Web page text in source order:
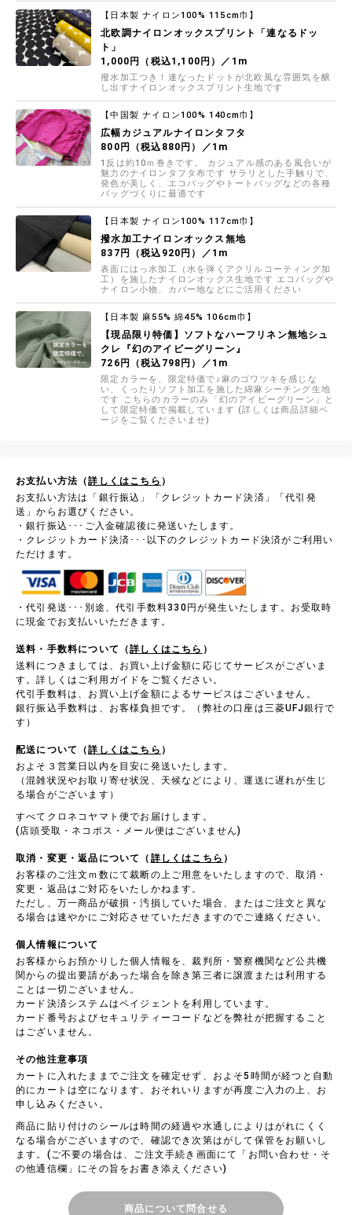
【日本製 ナイロン100% 115cm巾】
北欧調ナイロンオックスプリント「連なるドッ
ト」
1,000円（税込1,100円）／1m
撥水加工つき！連なったドットが北欧風な雰囲気を醸
し出すナイロンオックスプリント生地です
【中国製 ナイロン100% 140cm巾】
広幅カジュアルナイロンタフタ
800円（税込880円）／1m
1反は約10ｍ巻きです。 カジュアル感のある風合いが
魅力のナイロンタフタ布です サラリとした手触りで、
発色が美しく、エコバッグやトートバッグなどの各種
バッグづくりに最適です
【日本製 ナイロン100% 117cm巾】
撥水加工ナイロンオックス無地
837円（税込920円）／1m
表面にはっ水加工（水を弾くアクリルコーティング加
工）を施したナイロンオックス生地です エコバッグや
ナイロン小物、カバー地などにご活用ください
【日本製 麻55% 綿45% 106cm巾】
【現品限り特価】ソフトなハーフリネン無地シュ
クレ『幻のアイビーグリーン』
726円（税込798円）／1m
限定カラーを、限定特価で♪麻のゴワツキを感じな
い、くったりソフト加工を施した綿麻シーチング生地
です こちらのカラーのみ「幻のアイビーグリーン」と
して限定特価で掲載しています (詳しくは商品詳細ペ
ージをご覧くださいませ)
お支払い方法（詳しくはこちら ）
お支払い方法は「銀行振込」「クレジットカード決済」「代引発
送」からお選びください。
・銀行振込･･･ご入金確認後に発送いたします。
・クレジットカード決済･･･以下のクレジットカード決済がご利用い
ただけます。
・代引発送･･･別途、代引手数料330円が発生いたします。お受取時
に現金でお支払いいただきます。
送料・手数料について（詳しくはこちら ）
送料につきましては、お買い上げ金額に応じてサービスがございま
す。詳しくはご利用ガイドをご覧ください。
代引手数料は、お買い上げ金額によるサービスはございません。
銀行振込手数料は、お客様負担です。（弊社の口座は三菱UFJ銀行で
す）
配送について（詳しくはこちら ）
およそ３営業日以内を目安に発送いたします。
（混雑状況やお取り寄せ状況、天候などにより、運送に遅れが生じ
る場合がございます）
すべてクロネコヤマト便でお届けします。
(店頭受取・ネコポス・メール便はございません)
取消・変更・返品について（ 詳しくはこちら ）
お客様のご注文ｍ数にて裁断の上ご用意をいたしますので、取消・
変更・返品はご対応をいたしかねます。
ただし、万一商品が破損・汚損していた場合、またはご注文と異な
る場合は速やかにご対応させていただきますのでご連絡ください。
個人情報について
お客様からお預かりした個人情報を、裁判所・警察機関など公共機
関からの提出要請があった場合を除き第三者に譲渡または利用する
ことは一切ございません。
カード決済システムはペイジェントを利用しています。
カード番号およびセキュリティーコードなどを弊社が把握すること
はございません。
その他注意事項
カートに入れたままでご注文を確定せず、およそ5時間が経つと自動
的にカートは空になります。おそれいりますが再度ご入力の上、お
申し込みください。
商品に貼り付けのシールは時間の経過や水通しによりはがれにくく
なる場合がございますので、確認でき次第はがして保管をお願いし
ます。(ご不要の場合は、ご注文手続き画面にて「お問い合わせ・そ
の他通信欄」にその旨をお書き添えください)
商品について問合せる